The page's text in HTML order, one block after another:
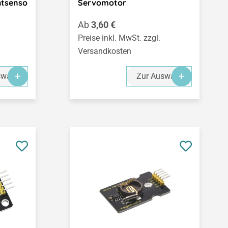
Servomotor
Regulärer Preis:
Ab3,60 €
Preise inkl. MwSt. zzgl.
Versandkosten
Zur Auswahl